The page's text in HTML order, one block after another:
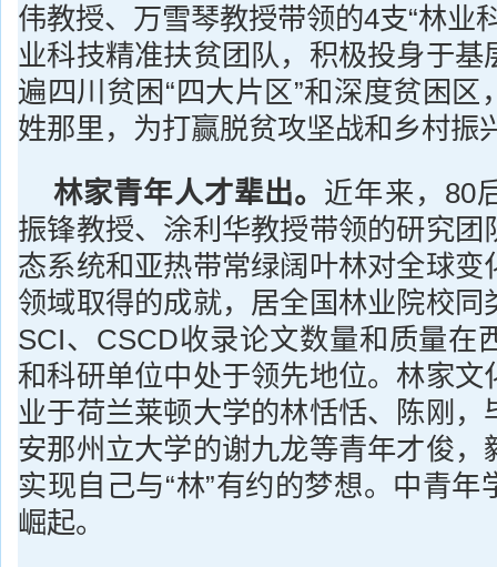
伟教授、万雪琴教授带领的4支“林业
业科技精准扶贫团队，积极投身于基
遍四川贫困“四大片区”和深度贫困区
姓那里，为打赢脱贫攻坚战和乡村振
林家青年人才辈出。 近年来，80
振锋教授、涂利华教授带领的研究团
态系统和亚热带常绿阔叶林对全球变
领域取得的成就，居全国林业院校同
SCI、CSCD收录论文数量和质量在
和科研单位中处于领先地位。林家文
业于荷兰莱顿大学的林恬恬、陈刚，
安那州立大学的谢九龙等青年才俊，
实现自己与“林”有约的梦想。中青年
崛起。